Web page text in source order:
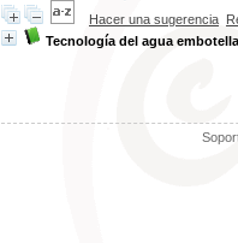
Hacer una sugerencia
Tecnología del agua